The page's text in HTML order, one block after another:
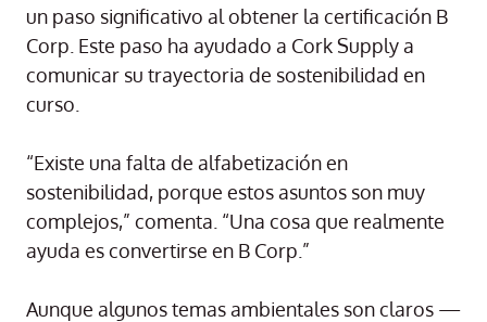
un paso significativo al obtener la certificación B
Corp. Este paso ha ayudado a Cork Supply a
comunicar su trayectoria de sostenibilidad en
curso.
“Existe una falta de alfabetización en
sostenibilidad, porque estos asuntos son muy
complejos,” comenta. “Una cosa que realmente
ayuda es convertirse en B Corp.”
Aunque algunos temas ambientales son claros —